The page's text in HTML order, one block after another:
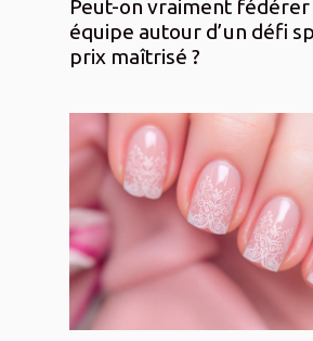
Peut-on vraiment fédérer
équipe autour d’un défi
prix maîtrisé ?